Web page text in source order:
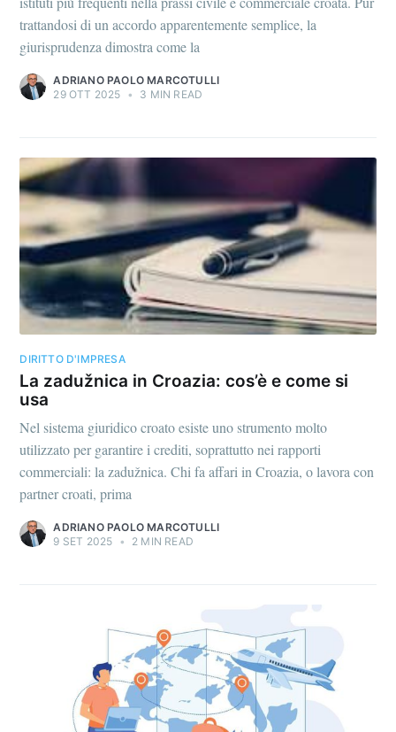
trattandosi di un accordo apparentemente semplice, la
giurisprudenza dimostra come la
ADRIANO PAOLO MARCOTULLI
29 OTT 2025 • 3 MIN READ
DIRITTO D'IMPRESA
La zadužnica in Croazia: cos’è e come si
usa
Nel sistema giuridico croato esiste uno strumento molto
utilizzato per garantire i crediti, soprattutto nei rapporti
commerciali: la zadužnica. Chi fa affari in Croazia, o lavora con
partner croati, prima
ADRIANO PAOLO MARCOTULLI
9 SET 2025 • 2 MIN READ